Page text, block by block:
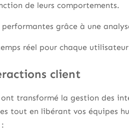
de leurs comportements.
performantes grâce à une
réel pour chaque
client
transformé la gestion des
tout en libérant vos équipes